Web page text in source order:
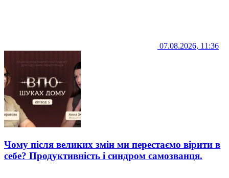
07.08.2026, 11:36
Чому після великих змін ми перестаємо вірити в
себе? Продуктивність і синдром самозванця.